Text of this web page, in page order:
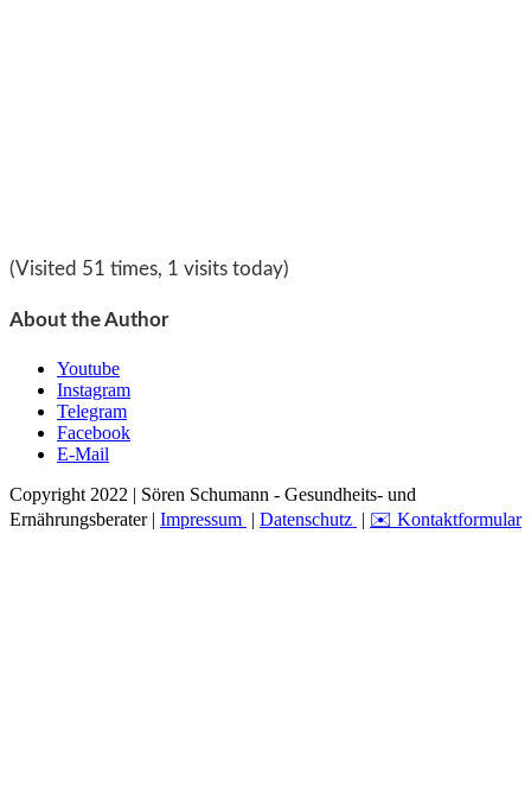
(Visited 51 times, 1 visits today)
About the Author
Youtube
Instagram
Telegram
Facebook
E-Mail
Copyright 2022 | Sören Schumann - Gesundheits- und
Ernährungsberater | Impressum | Datenschutz | ✉️ Kontaktformular